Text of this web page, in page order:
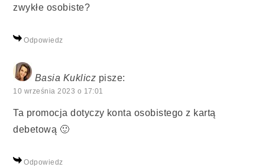
zwykłe osobiste?
Odpowiedz
Basia Kuklicz pisze:
10 września 2023 o 17:01
Ta promocja dotyczy konta osobistego z kartą
debetową 🙂
Odpowiedz